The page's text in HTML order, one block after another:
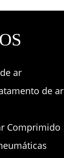
ar
de ar
Comprimido